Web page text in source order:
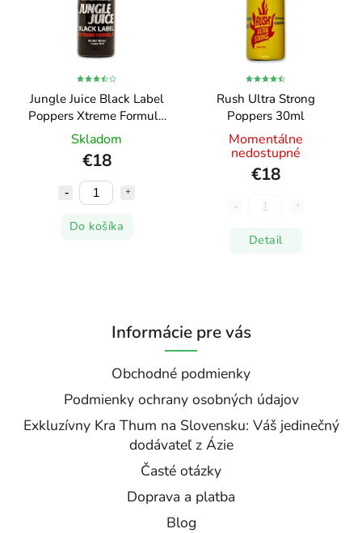
Abecedne
Jungle Juice Black Label
Poppers Xtreme Formula
30ml
Skladom
€18
Do košíka
Rush Ultra Strong
Poppers 30ml
Momentálne
nedostupné
€18
Detail
Informácie pre vás
Obchodné podmienky
Podmienky ochrany osobných údajov
Exkluzívny Kra Thum na Slovensku: Váš jedinečný
dodávateľ z Ázie
Časté otázky
Doprava a platba
Blog